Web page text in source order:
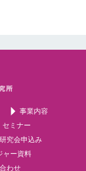
事業内容
セミナー
究会申込み
ャー資料
わせ